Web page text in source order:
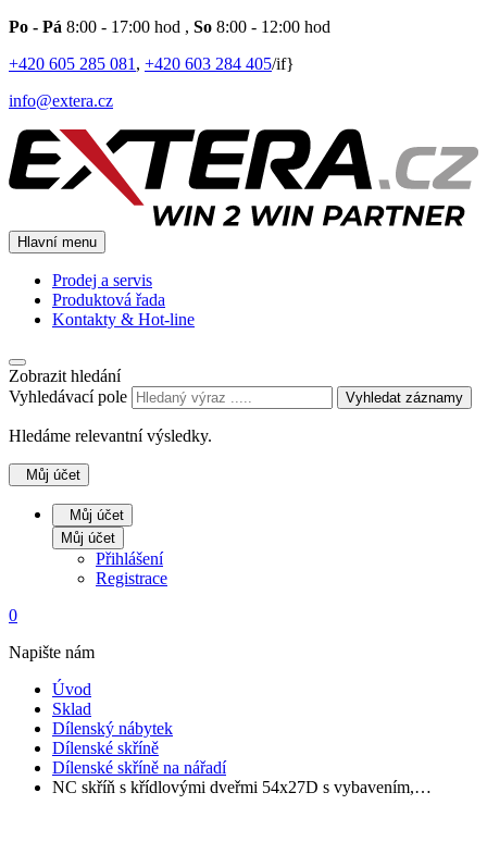
Po - Pá 8:00 - 17:00 hod , So 8:00 - 12:00 hod
+420 605 285 081 , +420 603 284 405/if}
info@extera.cz
Hlavní menu
Prodej a servis
Produktová řada
Kontakty & Hot-line
Zobrazit hledání
Vyhledávací pole
Vyhledat záznamy
Hledáme relevantní výsledky.
Můj účet
Můj účet
Můj účet
Přihlášení
Registrace
0
Napište nám
Úvod
Sklad
Dílenský nábytek
Dílenské skříně
Dílenské skříně na nářadí
NC skříň s křídlovými dveřmi 54x27D s vybavením,…